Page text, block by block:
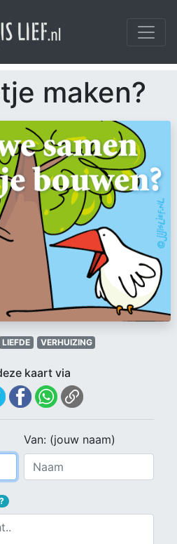
maken?
LIEFDE VERHUIZING
kaart via
Van: (jouw naam)
?